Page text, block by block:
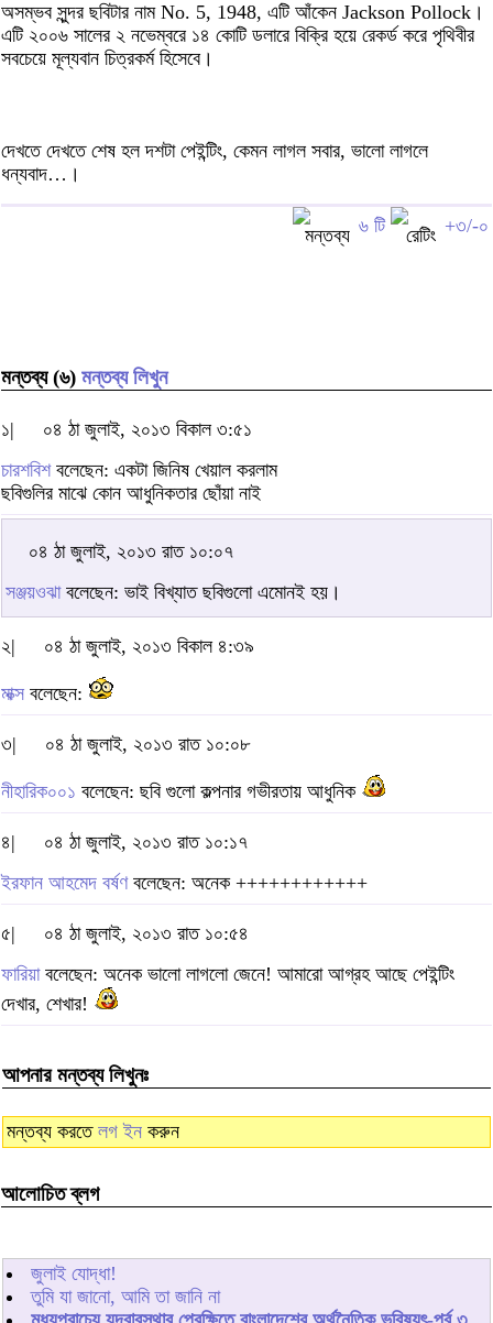
অসম্ভব সুন্দর ছবিটার নাম No. 5, 1948, এটি আঁকেন Jackson Pollock।
এটি ২০০৬ সালের ২ নভেম্বরে ১৪ কোটি ডলারে বিক্রি হয়ে রেকর্ড করে পৃথিবীর
সবচেয়ে মূল্যবান চিত্রকর্ম হিসেবে।
দেখতে দেখতে শেষ হল দশটা পেইন্টিং, কেমন লাগল সবার, ভালো লাগলে
ধন্যবাদ…।
৬ টি +৩/-০
মন্তব্য (৬) মন্তব্য লিখুন
১|
০৪ ঠা জুলাই, ২০১৩ বিকাল ৩:৫১
চারশবিশবলেছেন: একটা জিনিষ খেয়াল করলাম
ছবিগুলির মাঝে কোন আধুনিকতার ছোঁয়া নাই
০৪ ঠা জুলাই, ২০১৩ রাত ১০:০৭
সঞ্জয়ওঝাবলেছেন: ভাই বিখ্যাত ছবিগুলো এমোনই হয়।
২| ০৪ ঠা জুলাই, ২০১৩ বিকাল ৪:৩৯
মাক্স বলেছেন:
৩| ০৪ ঠা জুলাই, ২০১৩ রাত ১০:০৮
নীহারিক০০১ বলেছেন: ছবি গুলো কল্পনার গভীরতায় আধুনিক
৪|
০৪ ঠা জুলাই, ২০১৩ রাত ১০:১৭
ইরফান আহমেদ বর্ষণবলেছেন: অনেক ++++++++++++
৫|
০৪ ঠা জুলাই, ২০১৩ রাত ১০:৫৪
ফারিয়াবলেছেন: অনেক ভালো লাগলো জেনে! আমারো আগ্রহ আছে পেইন্টিং
দেখার, শেখার!
আপনার মন্তব্য লিখুনঃ
মন্তব্য করতে লগ ইন করুন
আলোচিত ব্লগ
জুলাই যোদ্ধা!
তুমি যা জানো, আমি তা জানি না